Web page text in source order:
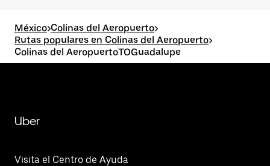
México>Colinas del Aeropuerto>
Rutas populares en Colinas del Aeropuerto>
Colinas del AeropuertoTOGuadalupe
Uber
Visita el Centro de Ayuda